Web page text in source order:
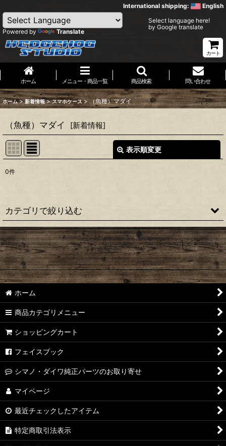
International shipping: English
Powered by Translate
Select language here!
by Google translate
カート
ホーム メニュー・商品一覧 商品検索 問い合わせ
ホーム > 新着情報 > スマホケース > （魚種）マダイ
（魚種）マダイ [新着情報]
表示順変更
並び順
絞り込む
0件
カテゴリで絞り込む
HEDGEHOG STUDIO オリジナル
iPhone専用防水スマホシール
（魚種）ブラックバス・スズキ
（魚種）トラウト
（魚種）メジナ・グレ・オナガ
（魚種）クロダイ・チヌ
（魚種）メバル・カサゴ・アジ
（魚種）マグロ・シイラ
（魚種）青物・ブリ・カンパチ
ホーム
商品カテゴリメニュー
ショッピングカート
フェイスブック
シマノ・ダイワ純正パーツのお取り寄せ
マイページ
最近チェックしたアイテム
特定商取引法表示